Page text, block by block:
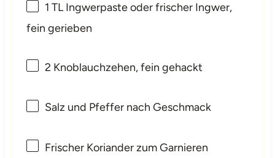
1 TL Ingwerpaste oder frischer Ingwer,
fein gerieben
2 Knoblauchzehen, fein gehackt
Salz und Pfeffer nach Geschmack
Frischer Koriander zum Garnieren